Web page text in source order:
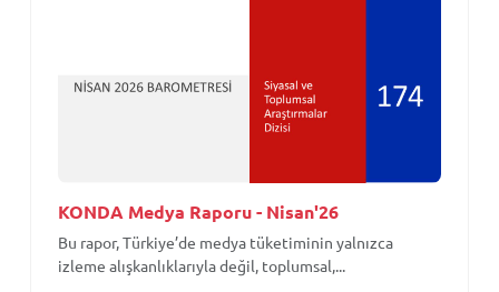
KONDA Medya Raporu - Nisan'26
Bu rapor, Türkiye’de medya tüketiminin yalnızca
izleme alışkanlıklarıyla değil, toplumsal,...